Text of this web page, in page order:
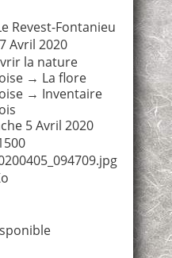
Revest-Fontanieu
Avril 2020
la nature
→ La flore
→ Inventaire
5 Avril 2020